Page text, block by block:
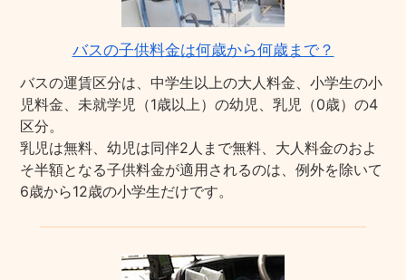
バスの子供料金は何歳から何歳まで？
バスの運賃区分は、中学生以上の大人料金、小学生の小
児料金、未就学児（1歳以上）の幼児、乳児（0歳）の4
区分。
乳児は無料、幼児は同伴2人まで無料、大人料金のおよ
そ半額となる子供料金が適用されるのは、例外を除いて
6歳から12歳の小学生だけです。